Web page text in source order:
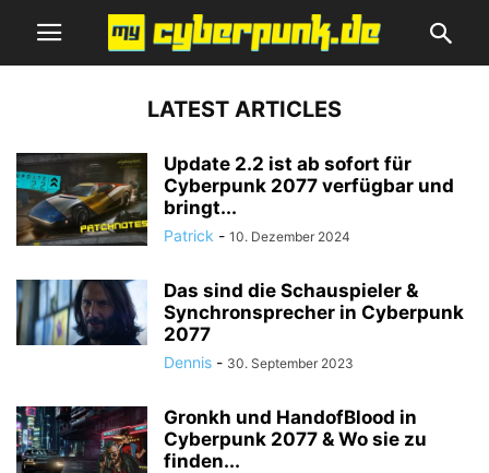
LATEST ARTICLES
Update 2.2 ist ab sofort für
Cyberpunk 2077 verfügbar und
bringt...
Patrick - 10. Dezember 2024
Das sind die Schauspieler &
Synchronsprecher in Cyberpunk
2077
Dennis - 30. September 2023
Gronkh und HandofBlood in
Cyberpunk 2077 & Wo sie zu
finden...